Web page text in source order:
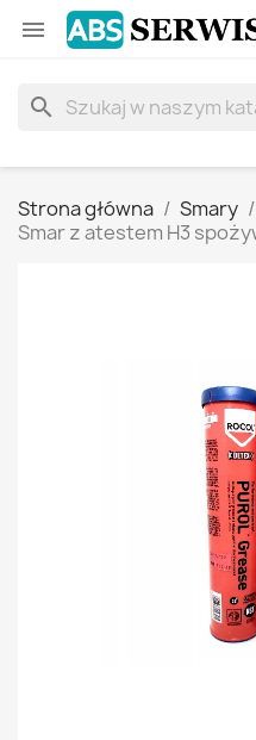

search
Strona główna Smary
Smar z atestem H3